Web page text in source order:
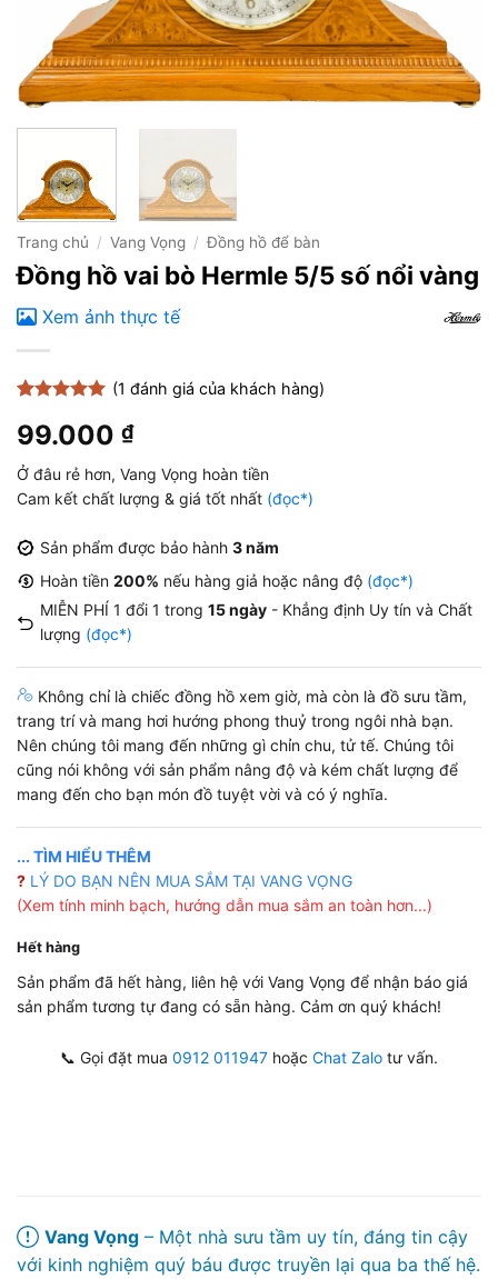
Trang chủ / Vang Vọng / Đồng hồ để bàn
Đồng hồ vai bò Hermle 5/5 số nổi vàng
Xem ảnh thực tế
dựa trên
đánh giá
(1 đánh giá của khách hàng)
99.000 ₫
Ở đâu rẻ hơn, Vang Vọng hoàn tiền
Cam kết chất lượng & giá tốt nhất (đọc*)
Sản phẩm được bảo hành 3 năm
Hoàn tiền 200% nếu hàng giả hoặc nâng độ (đọc*)
MIỄN PHÍ 1 đổi 1 trong 15 ngày - Khẳng định Uy tín và Chất
lượng (đọc*)
Không chỉ là chiếc đồng hồ xem giờ, mà còn là đồ sưu tầm,
trang trí và mang hơi hướng phong thuỷ trong ngôi nhà bạn.
Nên chúng tôi mang đến những gì chỉn chu, tử tế. Chúng tôi
cũng nói không với sản phẩm nâng độ và kém chất lượng để
mang đến cho bạn món đồ tuyệt vời và có ý nghĩa.
... TÌM HIỂU THÊM
? LÝ DO BẠN NÊN MUA SẮM TẠI VANG VỌNG
(Xem tính minh bạch, hướng dẫn mua sắm an toàn hơn...)
Hết hàng
Sản phẩm đã hết hàng, liên hệ với Vang Vọng để nhận báo giá
sản phẩm tương tự đang có sẵn hàng. Cảm ơn quý khách!
📞 Gọi đặt mua 0912 011947 hoặc Chat Zalo tư vấn.
Vang Vọng – Một nhà sưu tầm uy tín, đáng tin cậy
với kinh nghiệm quý báu được truyền lại qua ba thế hệ.